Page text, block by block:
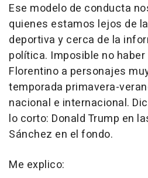
Ese modelo de conducta
quienes estamos lejos de
deportiva y cerca de la
política. Imposible no
Florentino a personajes
temporada primavera-
nacional e internacional.
lo corto: Donald Trump en
Sánchez en el fondo.
Me explico: